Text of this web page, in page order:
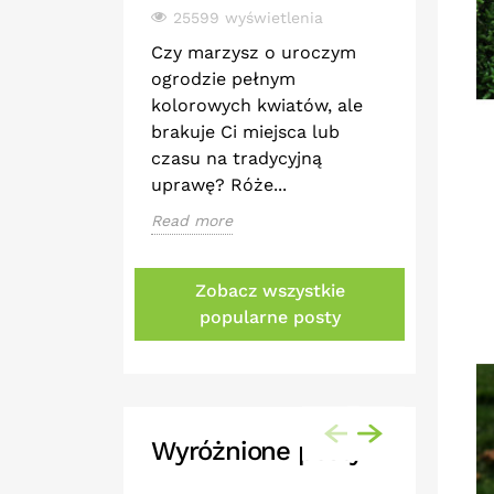
25599 wyświetlenia
Czy marzysz o uroczym
ogrodzie pełnym
kolorowych kwiatów, ale
brakuje Ci miejsca lub
czasu na tradycyjną
uprawę? Róże...
Read more
Róże
które
Zobacz wszystkie
popularne posty
Wyróżnione posty